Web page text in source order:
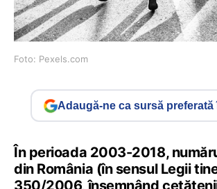
Foto: Pexels.com
Adaugă-ne ca sursă preferată
În perioada 2003-2018,
din România (în sensul Legii